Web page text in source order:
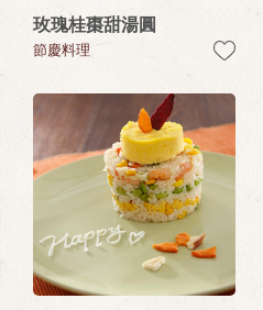
玫瑰桂棗甜湯圓
節慶料理